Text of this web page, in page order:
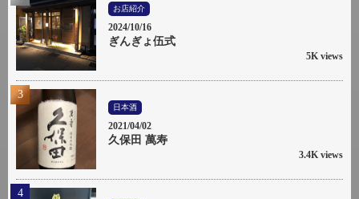
お店紹介
2024/10/16
ぎんぎょ伍式
5K views
日本酒
2021/04/02
久保田 萬寿
3.4K views